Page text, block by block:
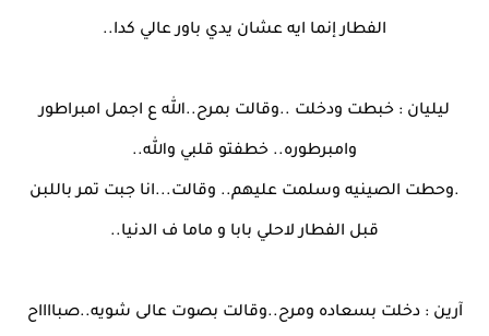
الفطار إنما ايه عشان يدي باور عالي كدا..
ليليان : خبطت ودخلت ..وقالت بمرح..الله ع اجمل امبراطور
وامبرطوره.. خطفتو قلبي والله..
.وحطت الصينيه وسلمت عليهم.. وقالت...انا جبت تمر باللبن
قبل الفطار لاحلي بابا و ماما ف الدنيا..
آرين : دخلت بسعاده ومرح..وقالت بصوت عالى شويه..صبااااح